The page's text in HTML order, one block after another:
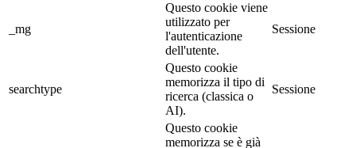
_mg
Questo cookie viene
utilizzato per
l'autenticazione
dell'utente.
Sessione
searchtype
Questo cookie
memorizza il tipo di
ricerca (classica o
AI).
Sessione
Questo cookie
memorizza se è già